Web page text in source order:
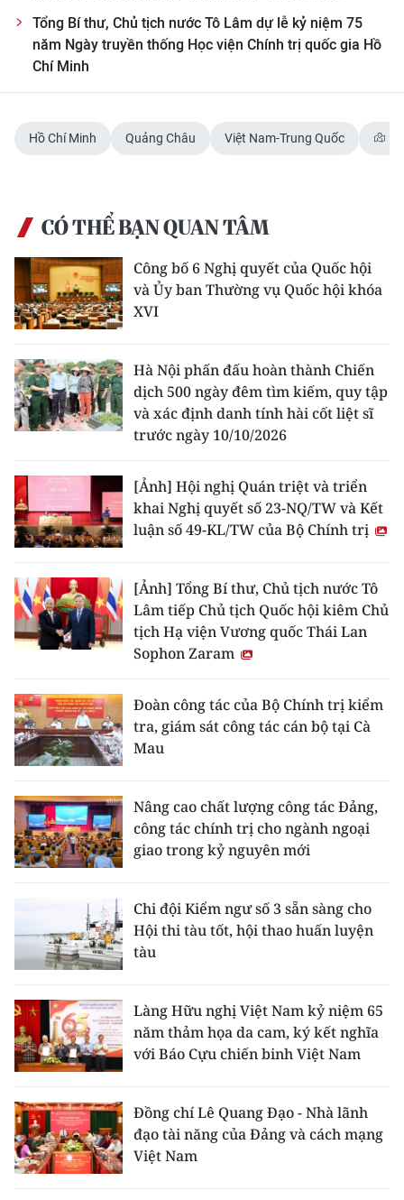
Tổng Bí thư, Chủ tịch nước Tô Lâm dự lễ kỷ niệm 75
năm Ngày truyền thống Học viện Chính trị quốc gia Hồ
Chí Minh
Hồ Chí Minh Quảng Châu Việt Nam-Trung Quốc
CÓ THỂ BẠN QUAN TÂM
Công bố 6 Nghị quyết của Quốc hội
và Ủy ban Thường vụ Quốc hội khóa
XVI
Hà Nội phấn đấu hoàn thành Chiến
dịch 500 ngày đêm tìm kiếm, quy tập
và xác định danh tính hài cốt liệt sĩ
trước ngày 10/10/2026
[Ảnh] Hội nghị Quán triệt và triển
khai Nghị quyết số 23-NQ/TW và Kết
luận số 49-KL/TW của Bộ Chính trị
[Ảnh] Tổng Bí thư, Chủ tịch nước Tô
Lâm tiếp Chủ tịch Quốc hội kiêm Chủ
tịch Hạ viện Vương quốc Thái Lan
Sophon Zaram
Đoàn công tác của Bộ Chính trị kiểm
tra, giám sát công tác cán bộ tại Cà
Mau
Nâng cao chất lượng công tác Đảng,
công tác chính trị cho ngành ngoại
giao trong kỷ nguyên mới
Chi đội Kiểm ngư số 3 sẵn sàng cho
Hội thi tàu tốt, hội thao huấn luyện
tàu
Làng Hữu nghị Việt Nam kỷ niệm 65
năm thảm họa da cam, ký kết nghĩa
với Báo Cựu chiến binh Việt Nam
Đồng chí Lê Quang Đạo - Nhà lãnh
đạo tài năng của Đảng và cách mạng
Việt Nam